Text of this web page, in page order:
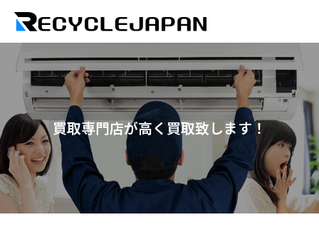
買取専門店が高く買取致します！